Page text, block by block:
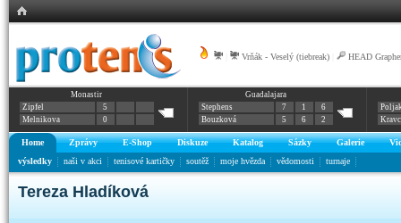
Vrňák - Veselý (tiebreak) HEAD
Monastir
Zipfel
5
Melnikova
0
Guadalajara
Stephens
7 1
6
Bouzková
5 6 2
Home Zprávy E-Shop Diskuze Katalog Sázky Galerie
výsledky
naši v akci tenisové kartičky soutěž moje hvězda vědomosti turnaje
Tereza Hladíková